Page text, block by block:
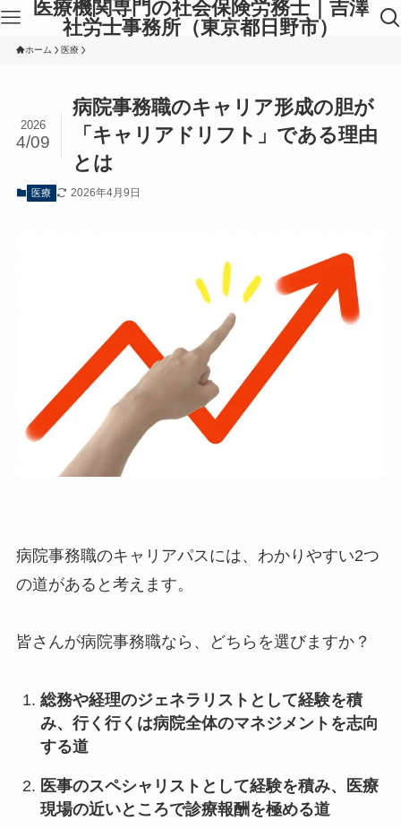
医療機関専門の社会保険労務士｜吉澤
社労士事務所（東京都日野市）
ホーム 医療
病院事務職のキャリア形成の胆が
「キャリアドリフト」である理由
とは
2026
4/09
医療 2026年4月9日
病院事務職のキャリアパスには、わかりやすい2つ
の道があると考えます。
皆さんが病院事務職なら、どちらを選びますか？
総務や経理のジェネラリストとして経験を積
み、行く行くは病院全体のマネジメントを志向
する道
医事のスペシャリストとして経験を積み、医療
現場の近いところで診療報酬を極める道